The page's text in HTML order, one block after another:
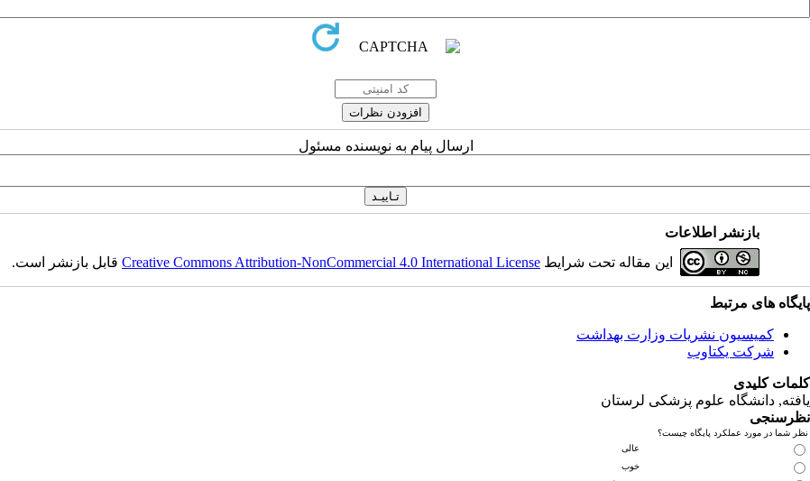
ارسال پیام به نویسنده مسئول
بازنشر اطلاعات
این مقاله تحت شرایط Creative Commons Attribution-NonCommercial 4.0 International Licenseقابل بازنشر است.
پایگاه های مرتبط
کمیسیون نشریات وزارت بهداشت
شرکت یکتاوب
کلمات کلیدی
یافته, دانشگاه علوم پزشکی لرستان
نظرسنجی
نظر شما در مورد عملکرد پایگاه چیست؟
عالی
خوب